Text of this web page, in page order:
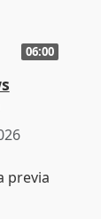
06:00